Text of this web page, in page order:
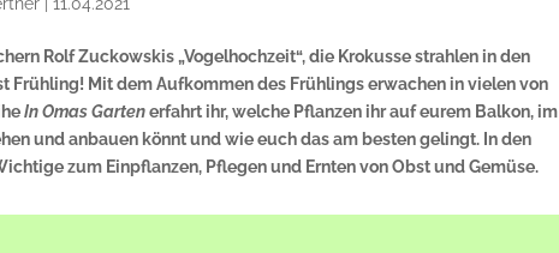
Rolf Zuckowskis „Vogelhochzeit“, die Krokusse strahlen in den
Frühling! Mit dem Aufkommen des Frühlings erwachen in vielen von
In Omas Gartenerfahrt ihr, welche Pflanzen ihr auf eurem Balkon, im
und anbauen könnt und wie euch das am besten gelingt. In den
zum Einpflanzen, Pflegen und Ernten von Obst und Gemüse.